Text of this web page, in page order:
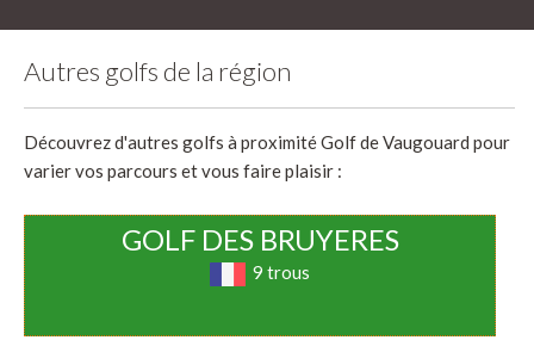
Autres golfs de la région
Découvrez d'autres golfs à proximité Golf de Vaugouard pour
varier vos parcours et vous faire plaisir :
GOLF DES BRUYERES
9 trous